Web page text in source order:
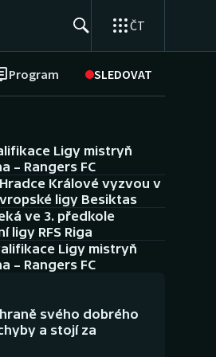
ČT
Program SLEDOVAT
Ligy mistryň
– Rangers FC
Králové vyzvou v
ligy Besiktas
ve 3. předkole
ligy RFS Riga
Ligy mistryň
– Rangers FC
svého dobrého
a stojí za